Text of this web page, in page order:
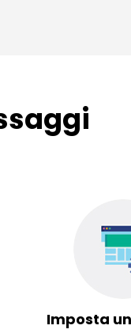
Imposta